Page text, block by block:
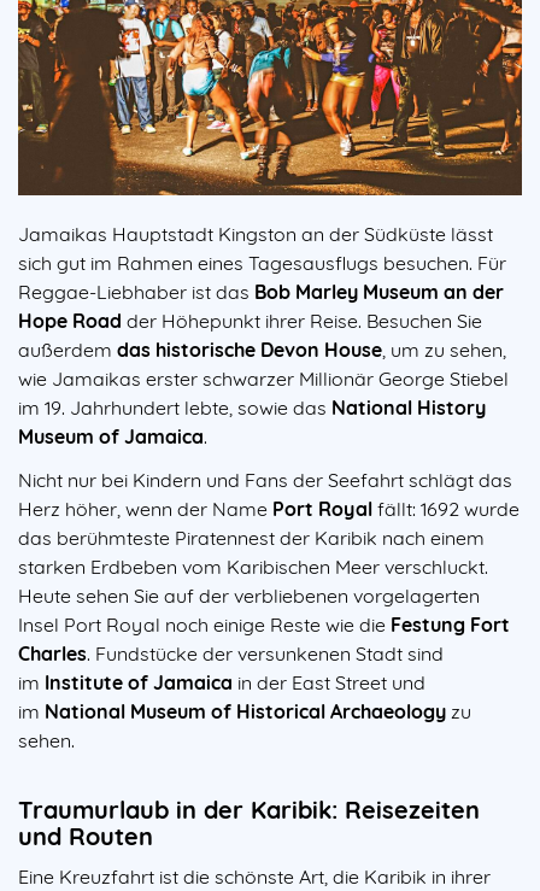
Jamaikas Hauptstadt Kingston an der Südküste lässt
sich gut im Rahmen eines Tagesausflugs besuchen. Für
Reggae-Liebhaber ist das Bob Marley Museum an der
Hope Road der Höhepunkt ihrer Reise. Besuchen Sie
außerdem das historische Devon House , um zu sehen,
wie Jamaikas erster schwarzer Millionär George Stiebel
im 19. Jahrhundert lebte, sowie das National History
Museum of Jamaica.
Nicht nur bei Kindern und Fans der Seefahrt schlägt das
Herz höher, wenn der Name Port Royal fällt: 1692 wurde
das berühmteste Piratennest der Karibik nach einem
starken Erdbeben vom Karibischen Meer verschluckt.
Heute sehen Sie auf der verbliebenen vorgelagerten
Insel Port Royal noch einige Reste wie die Festung Fort
Charles. Fundstücke der versunkenen Stadt sind
im Institute of Jamaica in der East Street und
im National Museum of Historical Archaeology zu
sehen.
Traumurlaub in der Karibik: Reisezeiten
und Routen
Eine Kreuzfahrt ist die schönste Art, die Karibik in ihrer